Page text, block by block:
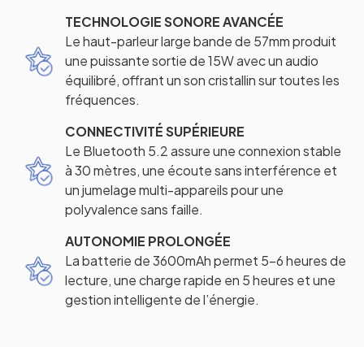
TECHNOLOGIE SONORE AVANCÉE
Le haut-parleur large bande de 57mm produit
une puissante sortie de 15W avec un audio
équilibré, offrant un son cristallin sur toutes les
fréquences.
CONNECTIVITÉ SUPÉRIEURE
Le Bluetooth 5.2 assure une connexion stable
à 30 mètres, une écoute sans interférence et
un jumelage multi-appareils pour une
polyvalence sans faille.
AUTONOMIE PROLONGÉE
La batterie de 3600mAh permet 5-6 heures de
lecture, une charge rapide en 5 heures et une
gestion intelligente de l’énergie.